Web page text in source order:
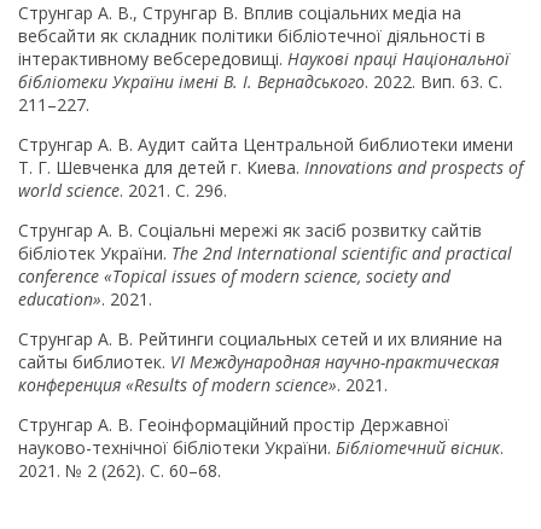
Струнгар А. В., Струнгар В. Вплив соціальних медіа на
вебсайти як складник політики бібліотечної діяльності в
інтерактивному вебсередовищі. Наукові праці Національної
бібліотеки України імені В. І. Вернадського. 2022. Вип. 63. С.
211–227.
Струнгар А. В. Аудит сайта Центральной библиотеки имени
Т. Г. Шевченка для детей г. Киева. Innovations and prospects of
world science. 2021. С. 296.
Струнгар А. В. Соціальні мережі як засіб розвитку сайтів
бібліотек України. The 2nd International scientific and practical
conference «Topical issues of modern science, society and
education». 2021.
Струнгар А. В. Рейтинги социальных сетей и их влияние на
сайты библиотек. VI Международная научно-практическая
конференция «Results of modern science». 2021.
Струнгар А. В. Геоінформаційний простір Державної
науково-технічної бібліотеки України. Бібліотечний вісник.
2021. № 2 (262). С. 60–68.